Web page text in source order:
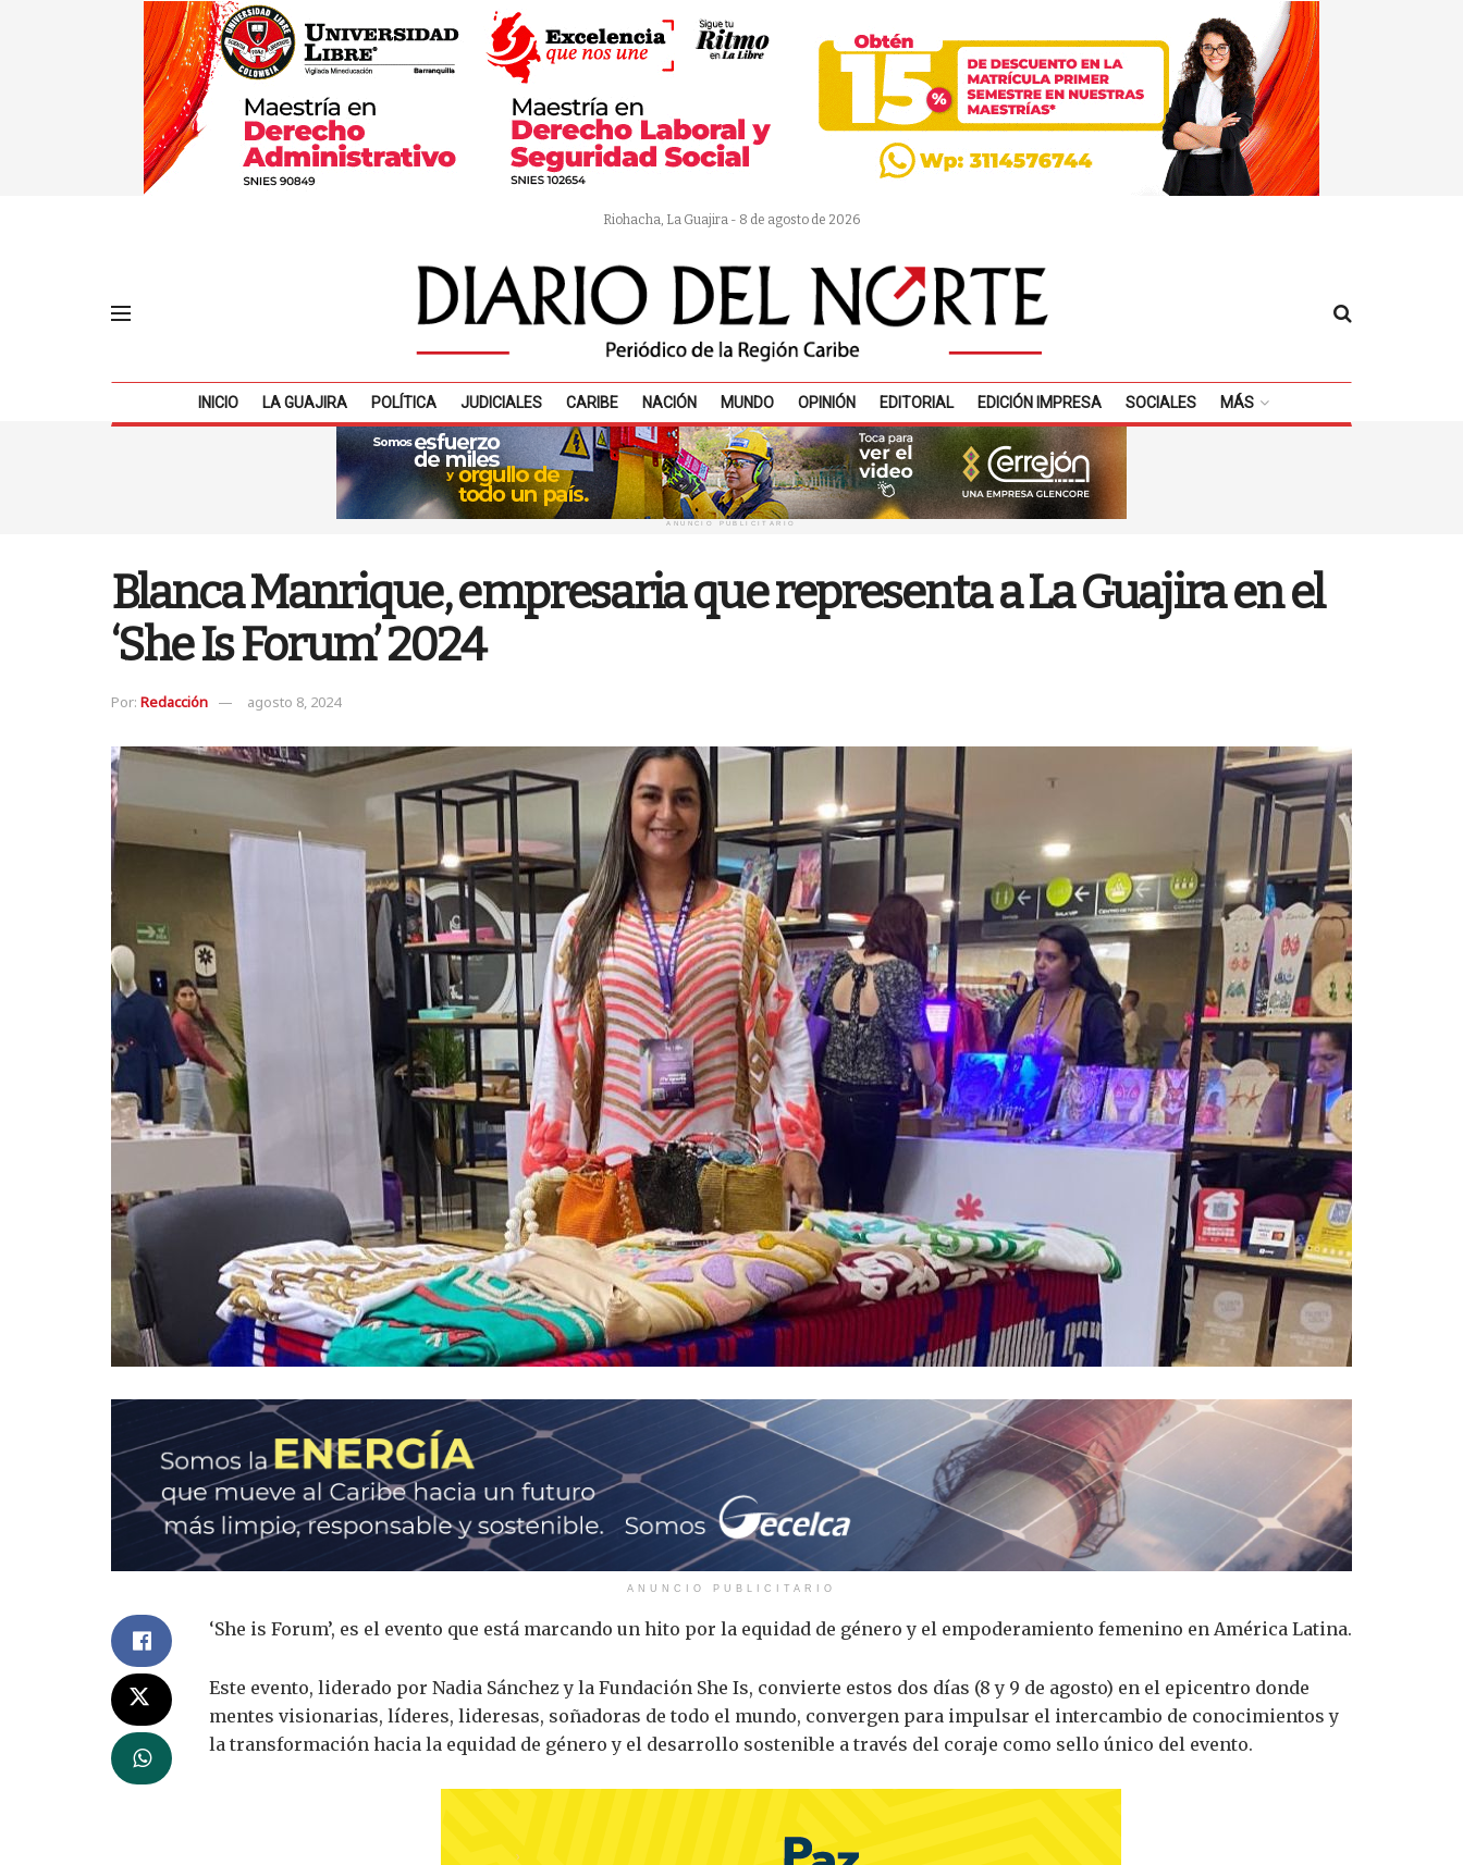
Riohacha, La Guajira - 8 de agosto de 2026
INICIO LA GUAJIRA POLÍTICA JUDICIALES CARIBE NACIÓN MUNDO OPINIÓN EDITORIAL EDICIÓN IMPRESA SOCIALES MÁS
ANUNCIO PUBLICITARIO
Blanca Manrique, empresaria que representa a La Guajira en el
‘She Is Forum’ 2024
Por: Redacción agosto 8, 2024
ANUNCIO PUBLICITARIO
‘She is Forum’, es el evento que está marcando un hito por la equidad de género y el empoderamiento femenino en América Latina.
Este evento, liderado por Nadia Sánchez y la Fundación She Is, convierte estos dos días (8 y 9 de agosto) en el epicentro donde
mentes visionarias, líderes, lideresas, soñadoras de todo el mundo, convergen para impulsar el intercambio de conocimientos y
la transformación hacia la equidad de género y el desarrollo sostenible a través del coraje como sello único del evento.